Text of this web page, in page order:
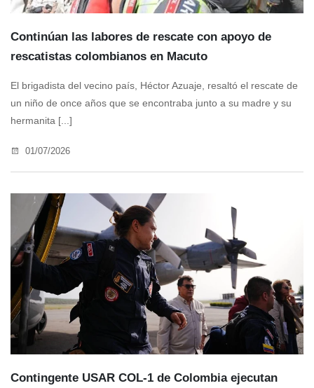
Continúan las labores de rescate con apoyo de
rescatistas colombianos en Macuto
El brigadista del vecino país, Héctor Azuaje, resaltó el rescate de
un niño de once años que se encontraba junto a su madre y su
hermanita [...]
01/07/2026
Contingente USAR COL-1 de Colombia ejecutan